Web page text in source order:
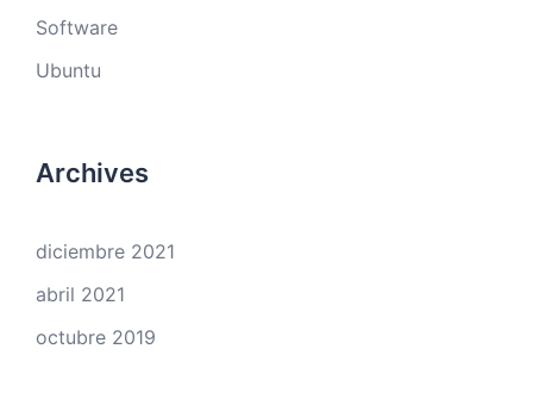
Software
Ubuntu
Archives
diciembre 2021
abril 2021
octubre 2019